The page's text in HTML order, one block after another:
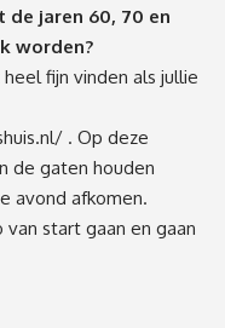
de jaren 60, 70 en
worden?
fijn vinden als jullie
. Op deze
de gaten houden
avond afkomen.
start gaan en gaan